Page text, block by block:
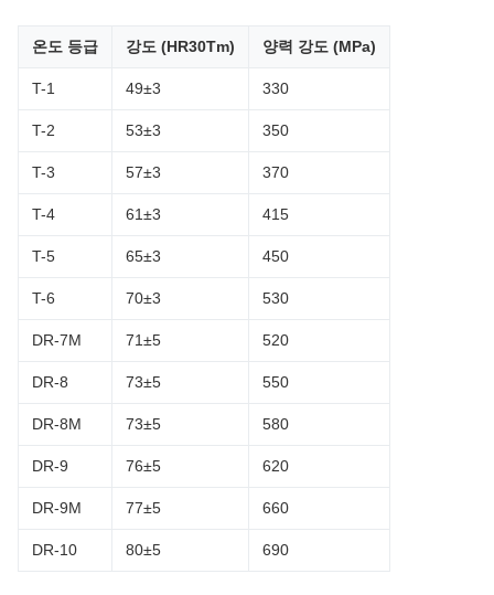
온도 등급 강도 (HR30Tm) 양력 강도 (MPa)
T-1 49±3 330
T-2 53±3 350
T-3 57±3 370
T-4 61±3 415
T-5 65±3 450
T-6 70±3 530
DR-7M 71±5 520
DR-8 73±5 550
DR-8M 73±5 580
DR-9 76±5 620
DR-9M 77±5 660
DR-10 80±5 690